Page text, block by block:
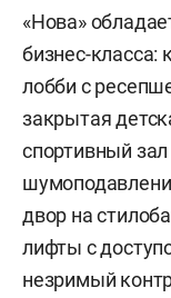
«Нова»
бизнес-класса:
лобби с
закрытая
спортивный
двор на
лифты с
незримый